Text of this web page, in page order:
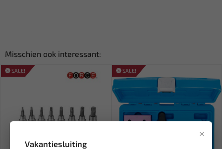
×
Vakantiesluiting
Misschien ook interessant:
SALE! SALE!